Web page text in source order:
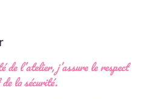
de l’atelier, j’assure le respect
la sécurité.